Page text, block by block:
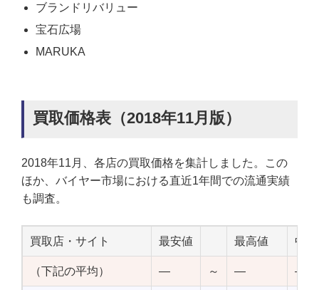
ブランドリバリュー
宝石広場
MARUKA
買取価格表（2018年11月版）
2018年11月、各店の買取価格を集計しました。この
ほか、バイヤー市場における直近1年間での流通実績
も調査。
買取店・サイト 最安値 最高値 中
（下記の平均） — ～ — —